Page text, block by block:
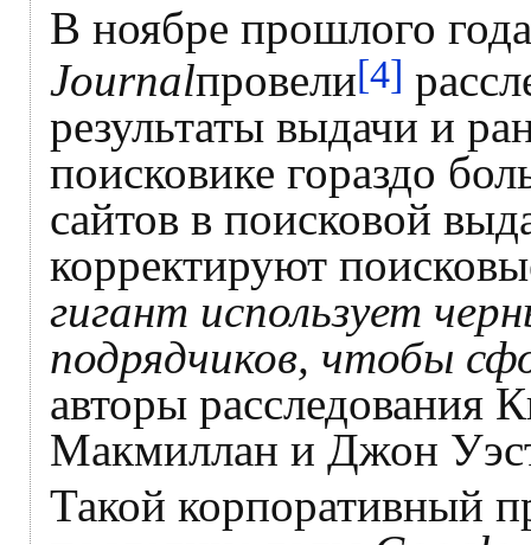
В ноябре прошлого
Journalпровели[4]
результаты выдачи и
поисковике гораздо
сайтов в поисковой
корректируют
гигант использует
подрядчиков, чтобы
авторы расследования
Макмиллан и Джон
Такой корпоративный